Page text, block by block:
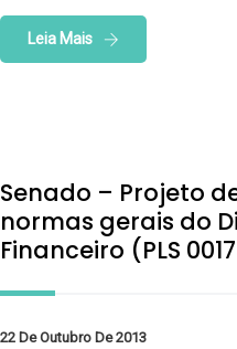
Leia Mais
Senado – Projeto
normas gerais do
Financeiro (PLS
22 De Outubro De 2013